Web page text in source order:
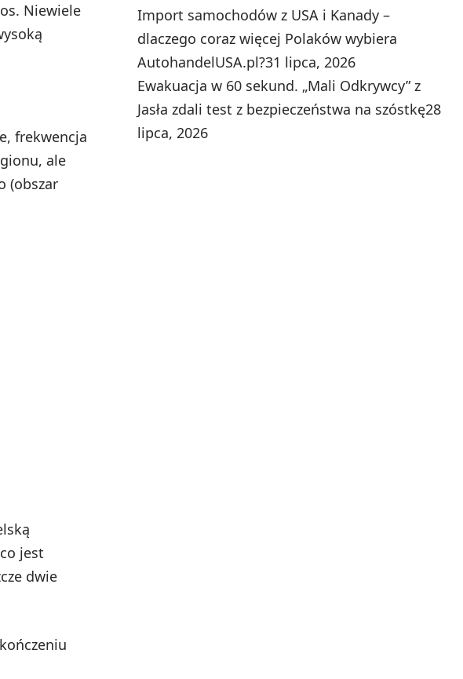
Niewiele
frekwencja
ale
(obszar
jest
dwie
Import samochodów z USA i Kanady –
dlaczego coraz więcej Polaków wybiera
AutohandelUSA.pl?31 lipca, 2026
Ewakuacja w 60 sekund. „Mali Odkrywcy” z
Jasła zdali test z bezpieczeństwa na szóstkę28
lipca, 2026